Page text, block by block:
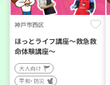
神戸市西区
ほっとライフ講座～救急救
命体験講座～
大人向け
平和・防災